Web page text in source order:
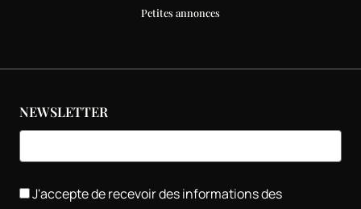
Petites annonces
NEWSLETTER
J'accepte de recevoir des informations des